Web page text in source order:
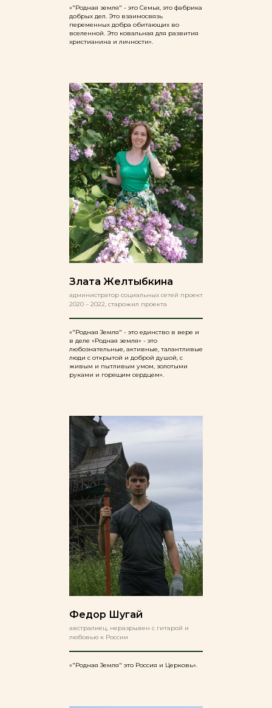
«"Родная земля" - это Семья, это фабрика
добрых дел. Это взаимосвязь
переменных добра обитающих во
вселенной. Это ковальная для развития
христианина и личности».
Злата Желтыбкина
администратор социальных сетей проект
2020 – 2022, старожил проекта
«"Родная Земля" - это единство в вере и
в деле «Родная земля» - это
любознательные, активные, талантливые
люди с открытой и доброй душой, с
живым и пытливым умом, золотыми
руками и горящим сердцем».
Федор Шугай
австралиец, неразрывен с гитарой и
любовью к России
«"Родная Земля" это Россия и Церковь».